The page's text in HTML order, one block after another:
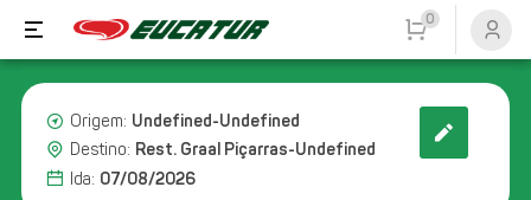
0
Origem: Undefined-Undefined
Destino: Rest. Graal Piçarras-Undefined
Ida: 07/08/2026